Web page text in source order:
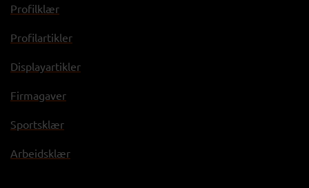
Profilklær
Profilartikler
Displayartikler
Firmagaver
Sportsklær
Arbeidsklær